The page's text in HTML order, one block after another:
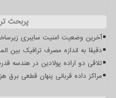
پربحث
آخرین وضعیت امنیت سایبری
دقیقا به اندازه مصرف ترافیک بین
تلاقی دو اراده پولادین در هندسه
مراکز داده قربانی پنهان قطعی برق